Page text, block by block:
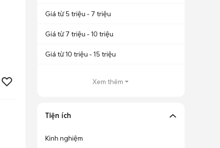
Giá từ 5 triệu - 7 triệu
Giá từ 7 triệu - 10 triệu
Giá từ 10 triệu - 15 triệu
Xem thêm
Tiện ích
Kinh nghiệm